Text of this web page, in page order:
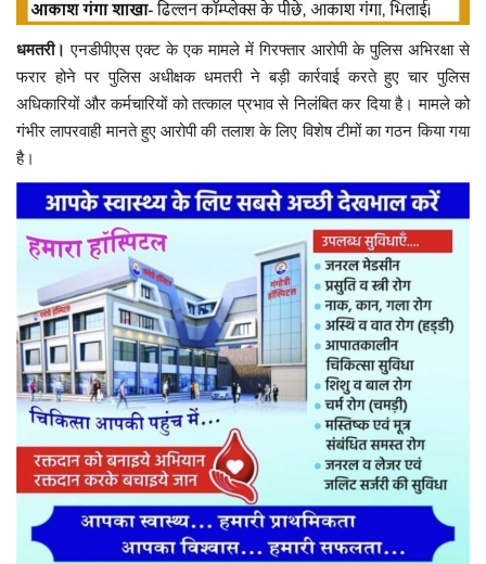
धमतरी। एनडीपीएस एक्ट के एक मामले में गिरफ्तार आरोपी के पुलिस अभिरक्षा से
फरार होने पर पुलिस अधीक्षक धमतरी ने बड़ी कार्रवाई करते हुए चार पुलिस
अधिकारियों और कर्मचारियों को तत्काल प्रभाव से निलंबित कर दिया है। मामले को
गंभीर लापरवाही मानते हुए आरोपी की तलाश के लिए विशेष टीमों का गठन किया गया
है।